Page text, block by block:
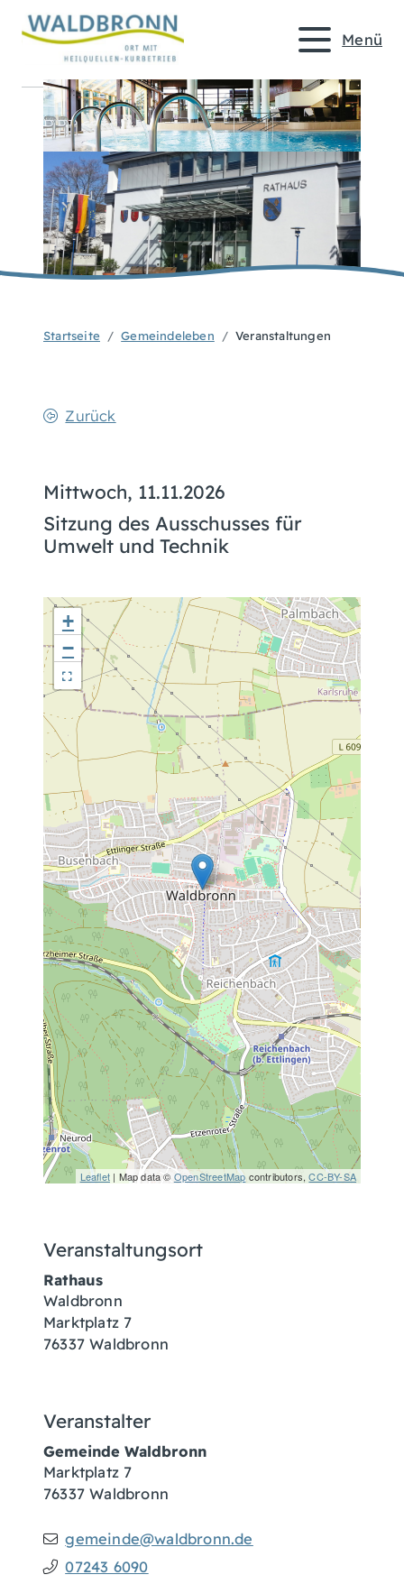
Menü
Startseite Gemeindeleben Veranstaltungen
Zurück
Mittwoch, 11.11.2026
Sitzung des Ausschusses für
Umwelt und Technik
+
−
Leaflet| Map data © OpenStreetMap contributors,CC-BY-SA
Veranstaltungsort
Rathaus
Waldbronn
Marktplatz 7
76337 Waldbronn
Veranstalter
Gemeinde Waldbronn
Marktplatz 7
76337 Waldbronn
gemeinde@waldbronn.de
07243 6090